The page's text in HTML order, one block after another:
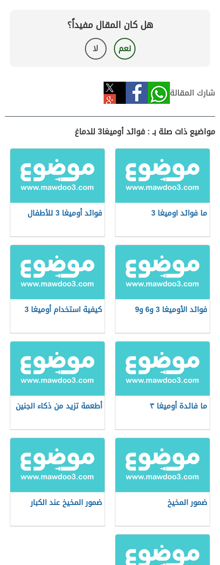
هل كان المقال مفيداً؟
نعم لا
شارك المقالة
مواضيع ذات صلة بـ : فوائد أوميغا3 للدماغ
ما فوائد اوميغا 3 فوائد أوميغا 3 للأطفال
فوائد الأوميغا 3 و6 و9 كيفية استخدام أوميغا 3
ما فائدة أوميغا ٣ أطعمة تزيد من ذكاء الجنين
ضمور المخيخ ضمور المخيخ عند الكبار